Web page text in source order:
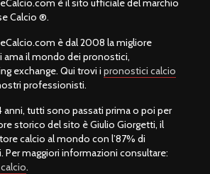
Calcio ®.
è dal 2008 la migliore
ama il mondo dei pronostici,
exchange. Qui trovi i pronostici calcio
professionisti.
anni, tutti sono passati prima o poi per
storico del sito è Giulio Giorgetti, il
calcio al mondo con l’87% di
Per maggiori informazioni consultare:
.